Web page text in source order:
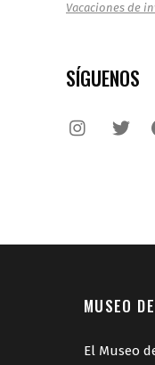
Vacaciones de
SÍGUENOS
MUSEO
El Museo